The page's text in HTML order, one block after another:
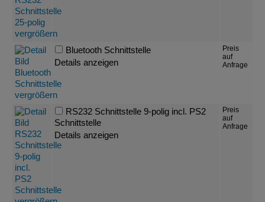
Bluetooth Schnittstelle
Details anzeigen
Preis
auf
Anfrage
RS232 Schnittstelle 9-polig incl. PS2
Schnittstelle
Details anzeigen
Preis
auf
Anfrage